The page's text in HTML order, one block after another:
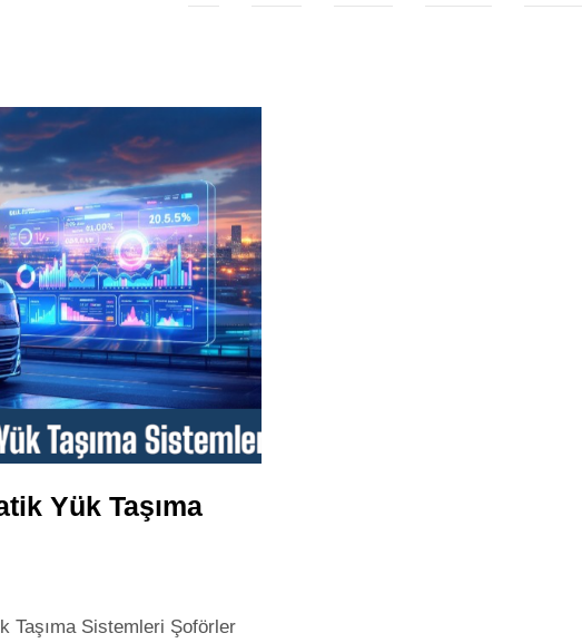
Yük Taşıma
Sistemleri Şoförler